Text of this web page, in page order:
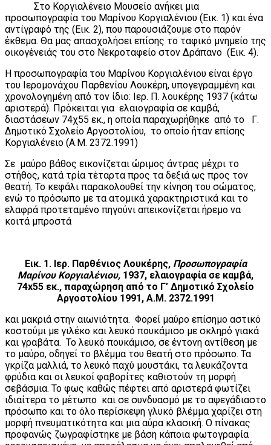
Στο Κοργιαλένειο Μουσείο ανήκει μια
προσωπογραφία του Μαρίνου Κοργιαλένιου (Εικ. 1) και ένα
αντίγραφό της (Εικ. 2), που παρουσιάζουμε στο παρόν
έκθεμα. Θα μας απασχολήσει επίσης το ταφικό μνημείο της
οικογένειάς του στο Νεκροταφείο στον Δράπανο (Εικ. 4).
Η προσωπογραφία του Μαρίνου Κοργιαλένιου είναι έργο
του Ιερομονάχου Παρθενίου Λουκέρη, υπογεγραμμένη και
χρονολογημένη από τον ίδιο: Ιερ. Π. λουκέρης 1937 (κάτω
αριστερά). Πρόκειται για ελαιογραφία σε καμβά,
διαστάσεων 74χ55 εκ., η οποία παραχωρήθηκε από το Γ.
Δημοτικό Σχολείο Αργοστολίου, το οποίο ήταν επίσης
Κοργιαλένειο (Α.Μ. 2372.1991)
Σε μαύρο βάθος εικονίζεται ώριμος άντρας μέχρι το
στήθος, κατά τρία τέταρτα προς τα δεξιά ως προς τον
θεατή. Το κεφάλι παρακολουθεί την κίνηση του σώματος,
ενώ το πρόσωπο με τα ατομικά χαρακτηριστικά και το
ελαφρά προτεταμένο πηγούνι απεικονίζεται ήρεμο να
κοιτά μπροστά
Εικ. 1. Ιερ. Παρθένιος Λουκέρης, Προσωπογραφία
Μαρίνου Κοργιαλένιου, 1937, ελαιογραφία σε καμβά,
74x55 εκ., παραχώρηση από το Γ’ Δημοτικό Σχολείο
Αργοστολίου 1991, Α.Μ. 2372.1991
και μακριά στην αιωνιότητα. Φορεί μαύρο επίσημο αστικό
κοστούμι με γιλέκο και λευκό πουκάμισο με σκληρό γιακά
και γραβάτα. Το λευκό πουκάμισο, σε έντονη αντίθεση με
το μαύρο, οδηγεί το βλέμμα του θεατή στο πρόσωπο. Τα
γκρίζα μαλλιά, το λευκό παχύ μουστάκι, τα λευκάζοντα
φρύδια και οι λευκοί φαβορίτες καθιστούν τη μορφή
σεβάσμια. Το φως καθώς πέφτει από αριστερά φωτίζει
ιδιαίτερα το μέτωπο και σε συνδυασμό με το αψεγάδιαστο
πρόσωπο και το όλο περίσκεψη γλυκό βλέμμα χαρίζει στη
μορφή πνευματικότητα και μια αύρα κλασική. Ο πίνακας
προφανώς ζωγραφίστηκε με βάση κάποια φωτογραφία